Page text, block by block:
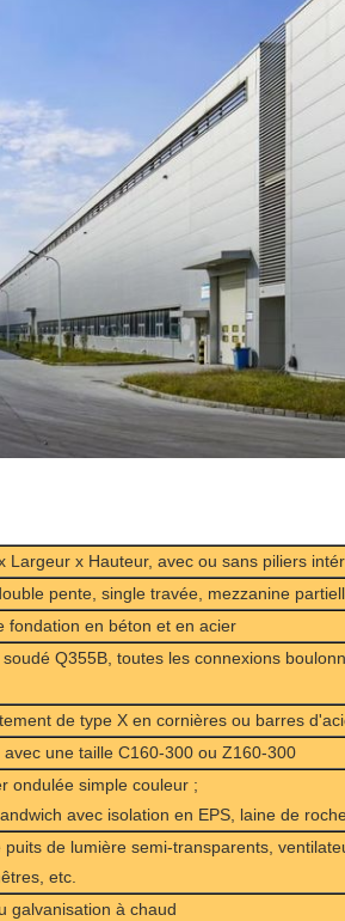
Largeur x Hauteur, avec ou sans piliers
pente, single travée, mezzanine
fondation en béton et en acier
Q355B, toutes les connexions
de type X en cornières ou barres
avec une taille C160-300 ou Z160-300
ondulée simple couleur ;
avec isolation en EPS, laine de
puits de lumière semi-transparents,
etc.
galvanisation à chaud